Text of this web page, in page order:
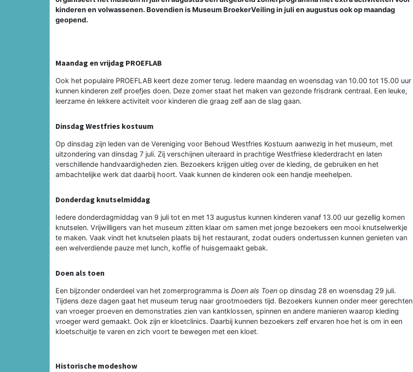
kinderen en volwassenen. Bovendien is Museum BroekerVeiling in juli en augustus ook op maandag
geopend.
Maandag en vrijdag PROEFLAB
Ook het populaire PROEFLAB keert deze zomer terug. Iedere maandag en woensdag van 10.00 tot 15.00 uur
kunnen kinderen zelf proefjes doen. Deze zomer staat het maken van gezonde frisdrank centraal. Een leuke,
leerzame én lekkere activiteit voor kinderen die graag zelf aan de slag gaan.
Dinsdag Westfries kostuum
Op dinsdag zijn leden van de Vereniging voor Behoud Westfries Kostuum aanwezig in het museum, met
uitzondering van dinsdag 7 juli. Zij verschijnen uiteraard in prachtige Westfriese klederdracht en laten
verschillende handvaardigheden zien. Bezoekers krijgen uitleg over de kleding, de gebruiken en het
ambachtelijke werk dat daarbij hoort. Vaak kunnen de kinderen ook een handje meehelpen.
Donderdag knutselmiddag
Iedere donderdagmiddag van 9 juli tot en met 13 augustus kunnen kinderen vanaf 13.00 uur gezellig komen
knutselen. Vrijwilligers van het museum zitten klaar om samen met jonge bezoekers een mooi knutselwerkje
te maken. Vaak vindt het knutselen plaats bij het restaurant, zodat ouders ondertussen kunnen genieten van
een welverdiende pauze met lunch, koffie of huisgemaakt gebak.
Doen als toen
Een bijzonder onderdeel van het zomerprogramma is Doen als Toen op dinsdag 28 en woensdag 29 juli.
Tijdens deze dagen gaat het museum terug naar grootmoeders tijd. Bezoekers kunnen onder meer gerechten
van vroeger proeven en demonstraties zien van kantklossen, spinnen en andere manieren waarop kleding
vroeger werd gemaakt. Ook zijn er kloetclinics. Daarbij kunnen bezoekers zelf ervaren hoe het is om in een
kloetschuitje te varen en zich voort te bewegen met een kloet.
Historische modeshow